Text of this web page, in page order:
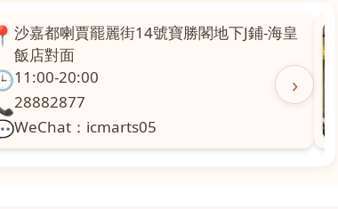
›
📍澳門啤利喇街121號珍興樓L1舖 粵華廣場對
面
🕒11:00-20:00
📞28331971
💬WeChat：icmarts02